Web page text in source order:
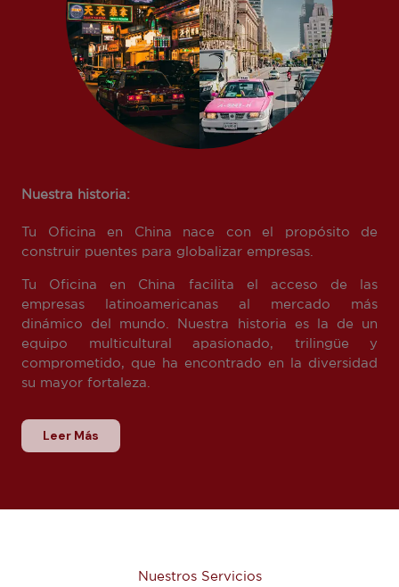
Nuestra historia:
Tu Oficina en China nace con el propósito de
construir puentes para globalizar empresas.
Tu Oficina en China facilita el acceso de las
empresas latinoamericanas al mercado más
dinámico del mundo. Nuestra historia es la de un
equipo multicultural apasionado, trilingüe y
comprometido, que ha encontrado en la diversidad
su mayor fortaleza.
Leer Más
Nuestros Servicios